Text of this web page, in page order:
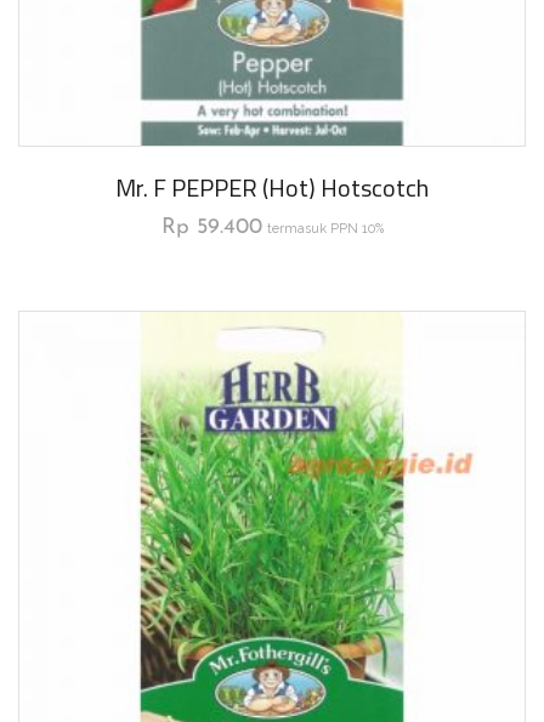
Mr. F PEPPER (Hot) Hotscotch
Rp 59.400 termasuk PPN 10%